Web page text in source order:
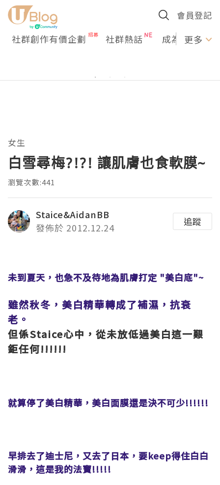
會員登記
社群創作有價企劃 社群熱話 成為U更多
女生
白雪尋梅?!?! 讓肌膚也食軟膜~
瀏覽次數:441
Staice&AidanBB
發佈於 2012.12.24
追蹤
未到夏天，也急不及待地為肌膚打定 "美白底"~
雖然秋冬，美白精華轉成了補濕，抗衰
老。
但係Staice心中，從未放低過美白這一艱
鉅任何!!!!!!
就算停了美白精華，美白面膜還是決不可少!!!!!!
早排去了迪士尼，又去了日本，要keep得住白白
滑滑，這是我的法寶!!!!!